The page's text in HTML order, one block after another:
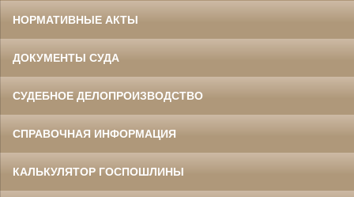
НОРМАТИВНЫЕ АКТЫ
ДОКУМЕНТЫ СУДА
СУДЕБНОЕ ДЕЛОПРОИЗВОДСТВО
СПРАВОЧНАЯ ИНФОРМАЦИЯ
КАЛЬКУЛЯТОР ГОСПОШЛИНЫ